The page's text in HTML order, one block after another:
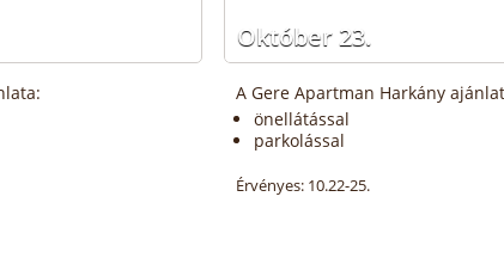
Október 23.
A Gere Apartman Harkány
önellátással
parkolással
Érvényes: 10.22-25.